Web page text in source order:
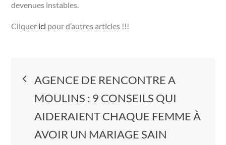
devenues instables.
Cliquer ici pour d’autres articles !!!
Navigation
de
l’article
AGENCE DE RENCONTRE A
MOULINS : 9 CONSEILS QUI
AIDERAIENT CHAQUE FEMME À
AVOIR UN MARIAGE SAIN